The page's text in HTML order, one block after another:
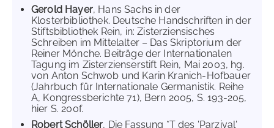
Gerold Hayer, Hans Sachs in der
Klosterbibliothek. Deutsche Handschriften in der
Stiftsbibliothek Rein, in: Zisterziensisches
Schreiben im Mittelalter – Das Skriptorium der
Reiner Mönche. Beiträge der Internationalen
Tagung im Zisterzienserstift Rein, Mai 2003, hg.
von Anton Schwob und Karin Kranich-Hofbauer
(Jahrbuch für Internationale Germanistik. Reihe
A, Kongressberichte 71), Bern 2005, S. 193-205,
hier S. 200f.
Robert Schöller, Die Fassung *T des 'Parzival'